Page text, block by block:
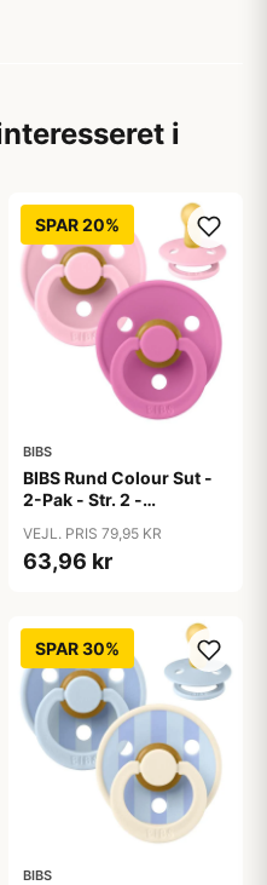
i
SPAR 20%
BIBS
BIBS Rund Colour Sut -
2-Pak - Str. 2 -
Pink/Bubblegum
VEJL. PRIS 79,95 KR
63,96 kr
SPAR 30%
BIBS